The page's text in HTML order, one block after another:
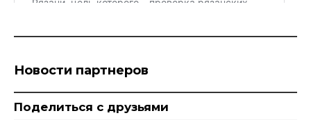
Новости партнеров
Поделиться с друзьями